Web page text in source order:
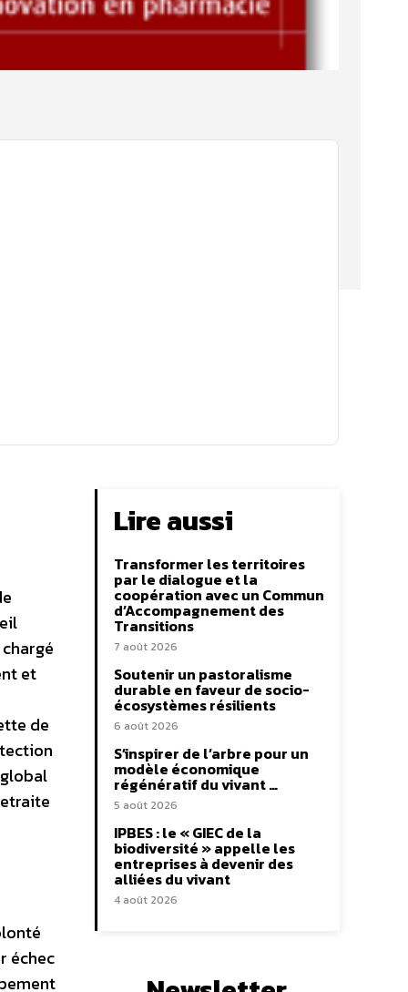
et
de
échec
Lire aussi
Transformer les territoires
par le dialogue et la
coopération avec un Commun
d’Accompagnement des
Transitions
7 août 2026
Soutenir un pastoralisme
durable en faveur de socio-
écosystèmes résilients
6 août 2026
S’inspirer de l’arbre pour un
modèle économique
régénératif du vivant …
5 août 2026
IPBES : le « GIEC de la
biodiversité » appelle les
entreprises à devenir des
alliées du vivant
4 août 2026